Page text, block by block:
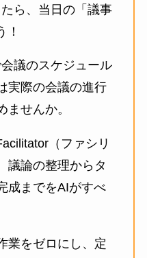
ら、当日の「議事
！
議のスケジュール
実際の会議の進行
ませんか。
（ファシリ
議論の整理からタ
成までをAIがすべ
業をゼロにし、定